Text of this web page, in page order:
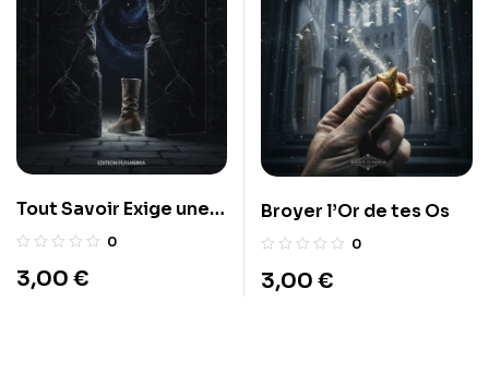
Tout Savoir Exige une
Cicatrice 0
3,00 €
Broyer l’Or de tes Os
0
3,00 €